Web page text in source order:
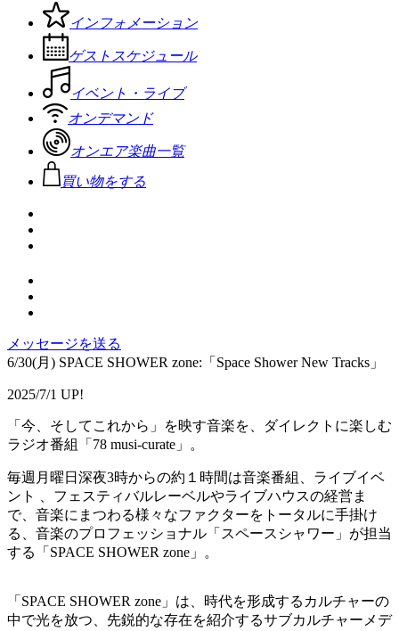
インフォメーション
ゲストスケジュール
イベント・ライブ
オンデマンド
オンエア楽曲一覧
買い物をする
メッセージを送る
6/30(月) SPACE SHOWER zone:「Space Shower New Tracks」
2025/7/1 UP!
「今、そしてこれから」を映す音楽を、ダイレクトに楽しむ
ラジオ番組「78 musi-curate」。
毎週月曜日深夜3時からの約１時間は音楽番組、ライブイベ
ント 、フェスティバルレーベルやライブハウスの経営ま
で、音楽にまつわる様々なファクターをトータルに手掛け
る、音楽のプロフェッショナル「スペースシャワー」が担当
する「SPACE SHOWER zone」。
「SPACE SHOWER zone」は、時代を形成するカルチャーの
中で光を放つ、先鋭的な存在を紹介するサブカルチャーメデ